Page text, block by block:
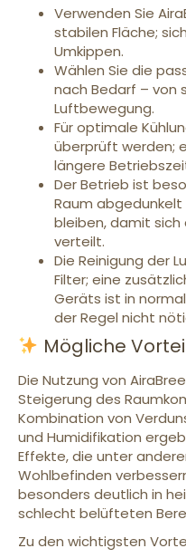
Verwenden Sie
stabilen Fläche;
Umkippen.
Wählen Sie die
nach Bedarf – von
Luftbewegung.
Für optimale
überprüft werden;
längere
Der Betrieb ist
Raum
bleiben, damit sich
verteilt.
Die Reinigung der
Filter; eine
Geräts ist in
der Regel nicht
Mögliche
Die Nutzung von
Steigerung des
Kombination von
und Humidifikation
Effekte, die unter
Wohlbefinden
besonders deutlich in
schlecht belüfteten
Zu den wichtigsten